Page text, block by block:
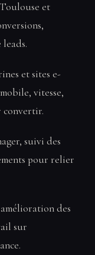
et
et sites e-
vitesse,
convertir.
suivi des
pour relier
amélioration des
sur